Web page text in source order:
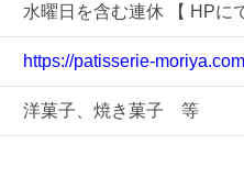
水曜日を含む連休 【 HPに
https://patisserie-
洋菓子、焼き菓子 等